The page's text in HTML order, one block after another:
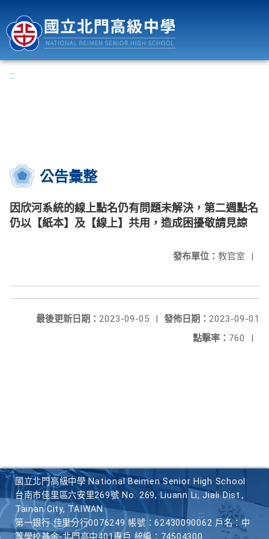
:::
公告彙整
因欣河系統的線上點名仍有問題未解決，第二週點名
仍以【紙本】及【線上】共用，造成困擾敬請見諒
發布單位： 教官室 |
發佈日期： 2023-09-01
最後更新日期： 2023-09-05
|
點擊率： 760 |
國立北門高級中學 National Beimen Senior High School
台南市佳里區六安里269號 No. 269, Liuann Li, Jiali Dist.,
Tainan City, TAIWAN
第一銀行 佳里分行0076249 帳號：62430090062 戶名：中
等學校基金-北門高中401專戶 統編：74504300